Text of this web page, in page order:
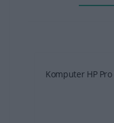
Komputer HP Pro